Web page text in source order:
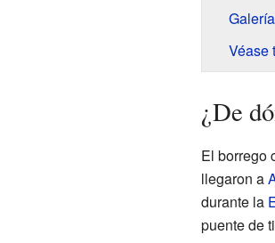
Véase
¿De
El borrego
llegaron a
durante la
puente de